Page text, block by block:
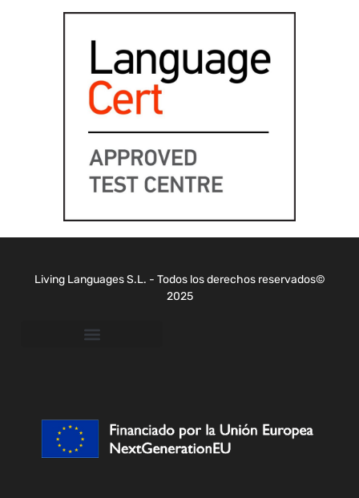
Living Languages S.L. - Todos los derechos reservados©
2025